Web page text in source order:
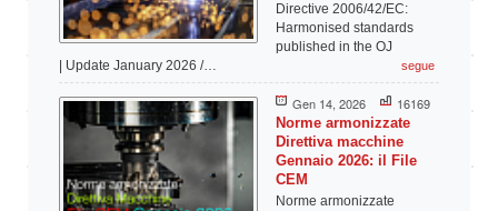
Directive 2006/42/EC:
Harmonised standards
published in the OJ
| Update January 2026 /…
segue
Gen 14, 2026 16169
Norme armonizzate
Direttiva macchine
Gennaio 2026: il File
CEM
Norme armonizzate